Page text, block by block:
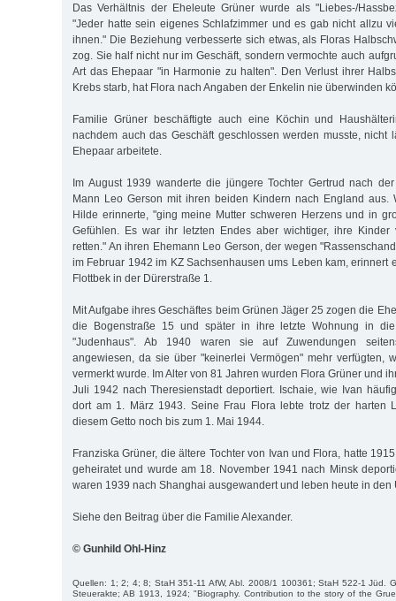
Das Verhältnis der Eheleute Grüner wurde als "Liebes-/
"Jeder hatte sein eigenes Schlafzimmer und es gab nicht allzu
ihnen." Die Beziehung verbesserte sich etwas, als Floras
zog. Sie half nicht nur im Geschäft, sondern vermochte auch
Art das Ehepaar "in Harmonie zu halten". Den Verlust ihrer
Krebs starb, hat Flora nach Angaben der Enkelin nie überwinden
Familie Grüner beschäftigte auch eine Köchin und
nachdem auch das Geschäft geschlossen werden musste, nicht
Ehepaar arbeitete.
Im August 1939 wanderte die jüngere Tochter Gertrud nach
Mann Leo Gerson mit ihren beiden Kindern nach England aus.
Hilde erinnerte, "ging meine Mutter schweren Herzens und in
Gefühlen. Es war ihr letzten Endes aber wichtiger, ihre Kinder
retten." An ihren Ehemann Leo Gerson, der wegen
im Februar 1942 im KZ Sachsenhausen ums Leben kam, erinnert
Flottbek in der Dürerstraße 1.
Mit Aufgabe ihres Geschäftes beim Grünen Jäger 25 zogen die
die Bogenstraße 15 und später in ihre letzte Wohnung in
"Judenhaus". Ab 1940 waren sie auf Zuwendungen
angewiesen, da sie über "keinerlei Vermögen" mehr verfügten,
vermerkt wurde. Im Alter von 81 Jahren wurden Flora Grüner und
Juli 1942 nach Theresienstadt deportiert. Ischaie, wie Ivan
dort am 1. März 1943. Seine Frau Flora lebte trotz der harten
diesem Getto noch bis zum 1. Mai 1944.
Franziska Grüner, die ältere Tochter von Ivan und Flora, hatte
geheiratet und wurde am 18. November 1941 nach Minsk
waren 1939 nach Shanghai ausgewandert und leben heute in den
Siehe den Beitrag über die Familie Alexander.
© Gunhild Ohl-Hinz
Quellen: 1; 2; 4; 8; StaH 351-11 AfW, Abl. 2008/1 100361; StaH 522-1 Jüd.
Steuerakte; AB 1913, 1924; "Biography. Contribution to the story of the